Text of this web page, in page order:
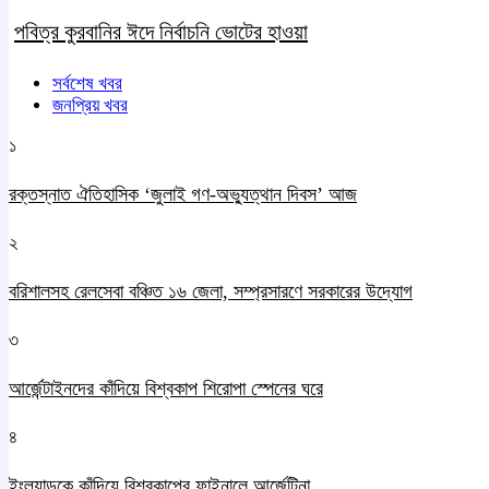
পবিত্র কুরবানির ঈদে নির্বাচনি ভোটের হাওয়া
সর্বশেষ খবর
জনপ্রিয় খবর
১
রক্তস্নাত ঐতিহাসিক ‌‘জুলাই গণ-অভ্যুত্থান দিবস’ আজ
২
বরিশালসহ রেলসেবা বঞ্চিত ১৬ জেলা, সম্প্রসারণে সরকারের উদ্যোগ
৩
আর্জেন্টাইনদের কাঁদিয়ে বিশ্বকাপ শিরোপা স্পেনের ঘরে
৪